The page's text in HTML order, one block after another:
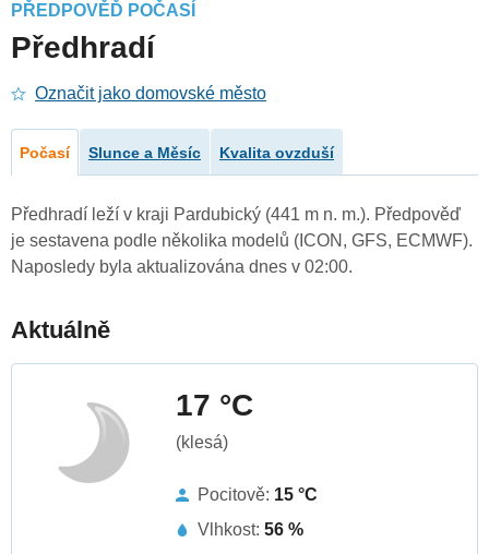
PŘEDPOVĚĎ POČASÍ
Předhradí
Označit jako domovské město
Počasí Slunce a Měsíc Kvalita ovzduší
Předhradí leží v kraji Pardubický (441 m n. m.). Předpověď
je sestavena podle několika modelů (ICON, GFS, ECMWF).
Naposledy byla aktualizována dnes v 02:00.
Aktuálně
17 °C
(klesá)
Pocitově: 15 °C
Vlhkost: 56 %